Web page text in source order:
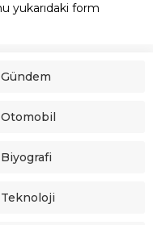
yukarıdaki form
Gündem
Otomobil
Biyografi
Teknoloji